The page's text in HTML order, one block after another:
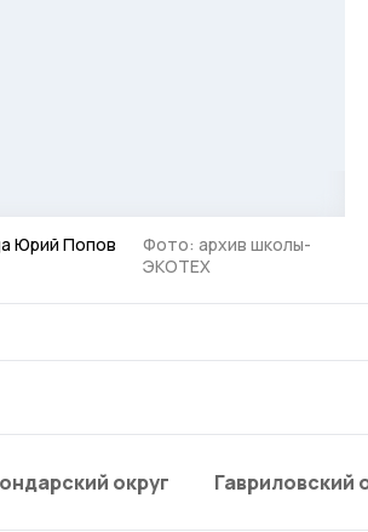
Юрий Попов
Фото: архив школы-
ЭКОТЕХ
округ Гавриловский